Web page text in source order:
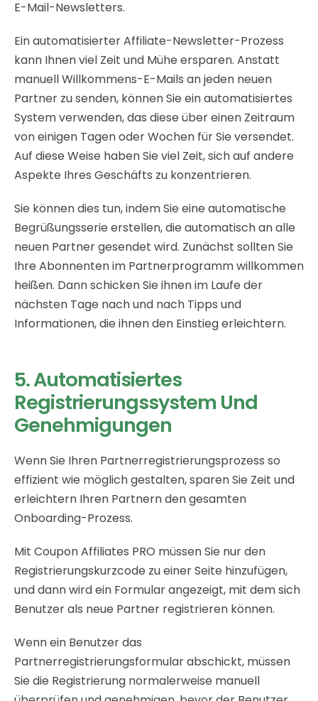
E-Mail-Newsletters.
Ein automatisierter Affiliate-Newsletter-Prozess
kann Ihnen viel Zeit und Mühe ersparen. Anstatt
manuell Willkommens-E-Mails an jeden neuen
Partner zu senden, können Sie ein automatisiertes
System verwenden, das diese über einen Zeitraum
von einigen Tagen oder Wochen für Sie versendet.
Auf diese Weise haben Sie viel Zeit, sich auf andere
Aspekte Ihres Geschäfts zu konzentrieren.
Sie können dies tun, indem Sie eine automatische
Begrüßungsserie erstellen, die automatisch an alle
neuen Partner gesendet wird. Zunächst sollten Sie
Ihre Abonnenten im Partnerprogramm willkommen
heißen. Dann schicken Sie ihnen im Laufe der
nächsten Tage nach und nach Tipps und
Informationen, die ihnen den Einstieg erleichtern.
5. Automatisiertes
Registrierungssystem Und
Genehmigungen
Wenn Sie Ihren Partnerregistrierungsprozess so
effizient wie möglich gestalten, sparen Sie Zeit und
erleichtern Ihren Partnern den gesamten
Onboarding-Prozess.
Mit Coupon Affiliates PRO müssen Sie nur den
Registrierungskurzcode zu einer Seite hinzufügen,
und dann wird ein Formular angezeigt, mit dem sich
Benutzer als neue Partner registrieren können.
Wenn ein Benutzer das
Partnerregistrierungsformular abschickt, müssen
Sie die Registrierung normalerweise manuell